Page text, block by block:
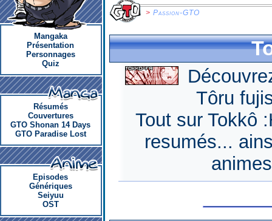
Mangaka
Présentation
Personnages
Quiz
Résumés
Couvertures
GTO Shonan 14 Days
GTO Paradise Lost
Episodes
Génériques
Seiyuu
OST
> Passion-GTO
Tôru
Tout sur Tokkô
resumés...